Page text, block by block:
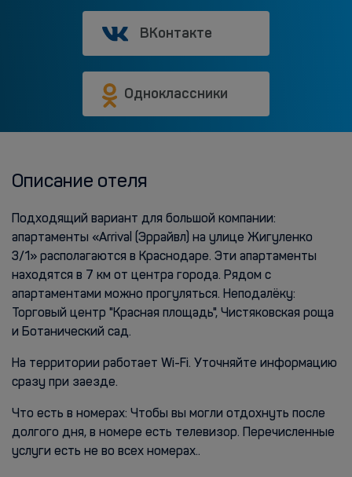
ВКонтакте
Одноклассники
Описание отеля
Подходящий вариант для большой компании:
апартаменты «Arrival (Эррайвл) на улице Жигуленко
3/1» располагаются в Краснодаре. Эти апартаменты
находятся в 7 км от центра города. Рядом с
апартаментами можно прогуляться. Неподалёку:
Торговый центр "Красная площадь", Чистяковская роща
и Ботанический сад.
На территории работает Wi-Fi. Уточняйте информацию
сразу при заезде.
Что есть в номерах: Чтобы вы могли отдохнуть после
долгого дня, в номере есть телевизор. Перечисленные
услуги есть не во всех номерах..